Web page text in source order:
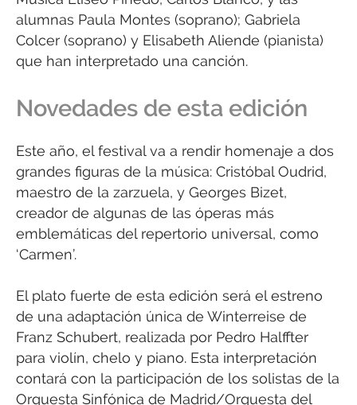
alumnas Paula Montes (soprano); Gabriela
Colcer (soprano) y Elisabeth Aliende (pianista)
que han interpretado una canción.
Novedades de esta edición
Este año, el festival va a rendir homenaje a dos
grandes figuras de la música: Cristóbal Oudrid,
maestro de la zarzuela, y Georges Bizet,
creador de algunas de las óperas más
emblemáticas del repertorio universal, como
‘Carmen’.
El plato fuerte de esta edición será el estreno
de una adaptación única de Winterreise de
Franz Schubert, realizada por Pedro Halffter
para violín, chelo y piano. Esta interpretación
contará con la participación de los solistas de la
Orquesta Sinfónica de Madrid/Orquesta del